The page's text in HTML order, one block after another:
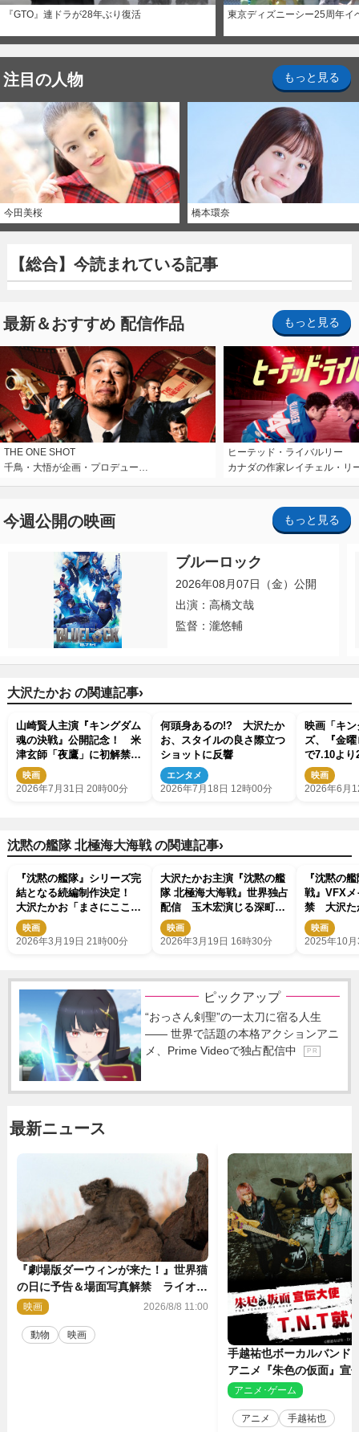
『GTO』連ドラが28年ぶり復活 東京ディズニーシー25周年イ
注目の人物 もっと見る
今田美桜 橋本環奈
【総合】今読まれている記事
最新＆おすすめ 配信作品 もっと見る
THE ONE SHOT
千鳥・大悟が企画・プロデュー…
ヒーテッド・ライバルリー
カナダの作家レイチェル・リ
今週公開の映画 もっと見る
ブルーロック
2026年08月07日（金）公開
出演：高橋文哉
監督：瀧悠輔
大沢たかお の関連記事›
山崎賢人主演『キングダム
魂の決戦』公開記念！ 米
津玄師「夜鷹」に初解禁の
本編映像を使用したPV到
着
映画
2026年7月31日 20時00分
何頭身あるの!? 大沢たか
お、スタイルの良さ際立つ
ショットに反響
エンタメ
2026年7月18日 12時00分
映画「キ
ズ、『金
で7.10より
定！
映画
2026年6月
沈黙の艦隊 北極海大海戦 の関連記事›
『沈黙の艦隊』シリーズ完
結となる続編制作決定！
大沢たかお「まさにここか
らが真骨頂」
映画
2026年3月19日 21時00分
大沢たかお主演『沈黙の艦
隊 北極海大海戦』世界独占
配信 玉木宏演じる深町が
登場するPrimeVideo特別
版
映画
2026年3月19日 16時30分
『沈黙の
戦』VFX
禁 大沢た
監督、原
いじらが
映画
2025年10
ピックアップ
“おっさん剣聖”の一太刀に宿る人生
―― 世界で話題の本格アクションアニ
メ、Prime Videoで独占配信中
P R
最新ニュース
『劇場版ダーウィンが来た！』世界猫
の日に予告＆場面写真解禁 ライオン
やマヌルネコの赤ちゃんが大集合
映画 2026/8/8 11:00
動物 映画
手越祐也ボーカルバンド
アニメ『朱色の仮面』宣
決定
アニメ･ゲーム
アニメ 手越祐也